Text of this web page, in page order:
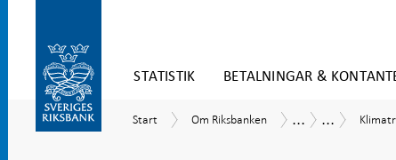
direkt
innehåll
STATISTIK BETALNINGAR &
till
Start
Start
Om
Om Riksbanken
Uppdrag
... Hållbarhet
...